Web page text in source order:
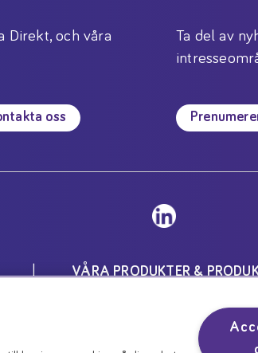
Direkt, och våra
oss
Ta del av
VÅRA PRODUKTER &
medicinska ändamål och